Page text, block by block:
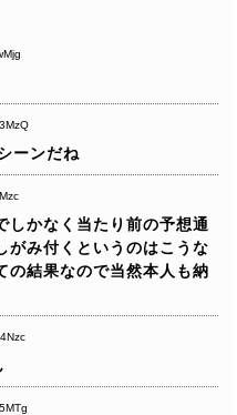
ーンだね
しかなく当たり前の予想通
がみ付くというのはこうな
の結果なので当然本人も納